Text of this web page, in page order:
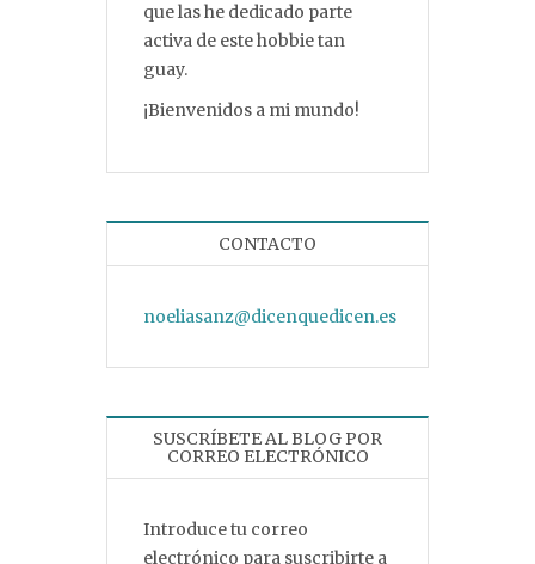
que las he dedicado parte
activa de este hobbie tan
guay.
¡Bienvenidos a mi mundo!
CONTACTO
noeliasanz@dicenquedicen.es
SUSCRÍBETE AL BLOG POR
CORREO ELECTRÓNICO
Introduce tu correo
electrónico para suscribirte a